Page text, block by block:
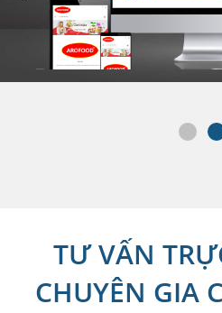
TƯ VẤN
CHUYÊN GIA